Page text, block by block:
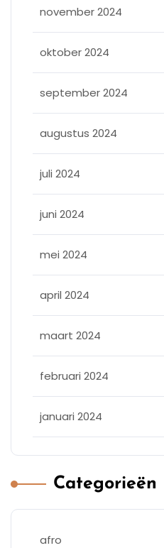
november 2024
oktober 2024
september 2024
augustus 2024
juli 2024
juni 2024
mei 2024
april 2024
maart 2024
februari 2024
januari 2024
Categorieën
afro